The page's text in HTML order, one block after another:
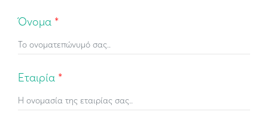
Όνομα *
Εταιρία *